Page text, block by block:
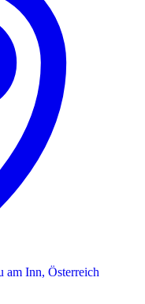
am Inn, Österreich